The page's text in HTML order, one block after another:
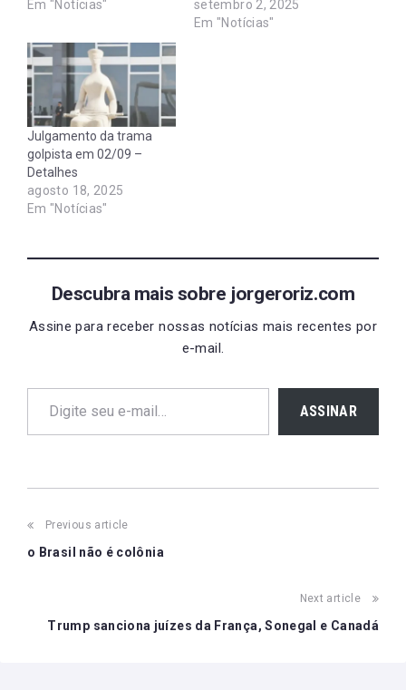
Em "Notícias"
setembro 2, 2025
Em "Notícias"
Julgamento da trama
golpista em 02/09 –
Detalhes
agosto 18, 2025
Em "Notícias"
Descubra mais sobre jorgeroriz.com
Assine para receber nossas notícias mais recentes por
e-mail.
Digite seu e-mail…
ASSINAR
Post
navigation
Previous article
o Brasil não é colônia
Next article
Trump sanciona juízes da França, Sonegal e Canadá